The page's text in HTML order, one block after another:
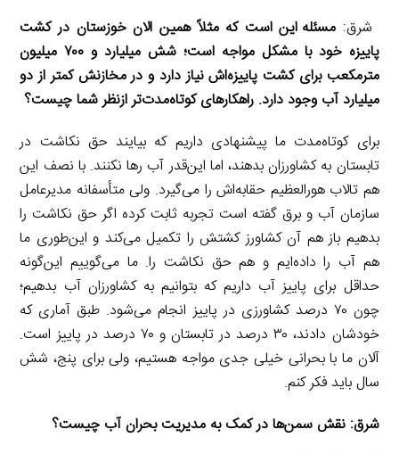
شرق: مسئله این است که مثلاً همین الان خوزستان در کشت
پاییزه خود با مشکل مواجه است؛ شش میلیارد و ۷۰۰ میلیون
مترمکعب برای کشت پاییزه‌اش نیاز دارد و در مخازنش کمتر از دو
میلیارد آب وجود دارد. راهکارهای کوتاه‌مدت‌تر ازنظر شما چیست؟
برای کوتاه‌مدت ما پیشنهادی داریم که بیایند حق نکاشت در
تابستان به کشاورزان بدهند، اما این‌قدر آب رها نکنند. با نصف این
هم تالاب هورالعظیم حقابه‌اش را می‌گیرد. ولی متأسفانه مدیرعامل
سازمان آب و برق گفته است تجربه ثابت کرده اگر حق نکاشت را
بدهیم باز هم آن کشاورز کشتش را تکمیل می‌کند و این‌طوری ما
هم آب را داده‌ایم و هم حق نکاشت را. ما می‌گوییم این‌گونه
حداقل برای پاییز آب داریم که بتوانیم به کشاورزان آب بدهیم؛
چون ۷۰ درصد کشاورزی در پاییز انجام می‌شود. طبق آماری که
خودشان دادند، ۳۰ درصد در تابستان و ۷۰ درصد در پاییز است.
آلان ما با بحرانی خیلی جدی مواجه هستیم، ولی برای پنج، شش
سال باید فکر کنم.
شرق: نقش سمن‌ها در کمک به مدیریت بحران آب چیست؟